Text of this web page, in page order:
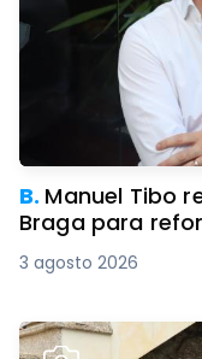
B. Manuel Tibo
Braga para
3 agosto 2026